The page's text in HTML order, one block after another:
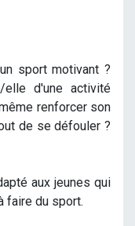
sport motivant ?
d'une activité
renforcer son
de se défouler ?
aux jeunes qui
faire du sport.